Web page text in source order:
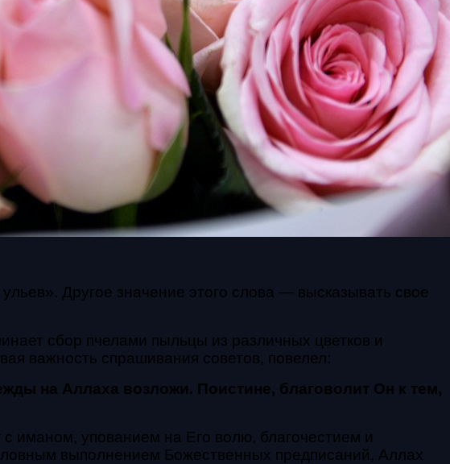
Другое значение этого слова — высказывать свое
сбор пчелами пыльцы из различных цветков и
важность спрашивания советов, повелел:
на Аллаха возложи. Поистине, благоволит Он к тем,
иманом, упованием на Его волю, благочестием и
выполнением Божественных предписаний, Аллах